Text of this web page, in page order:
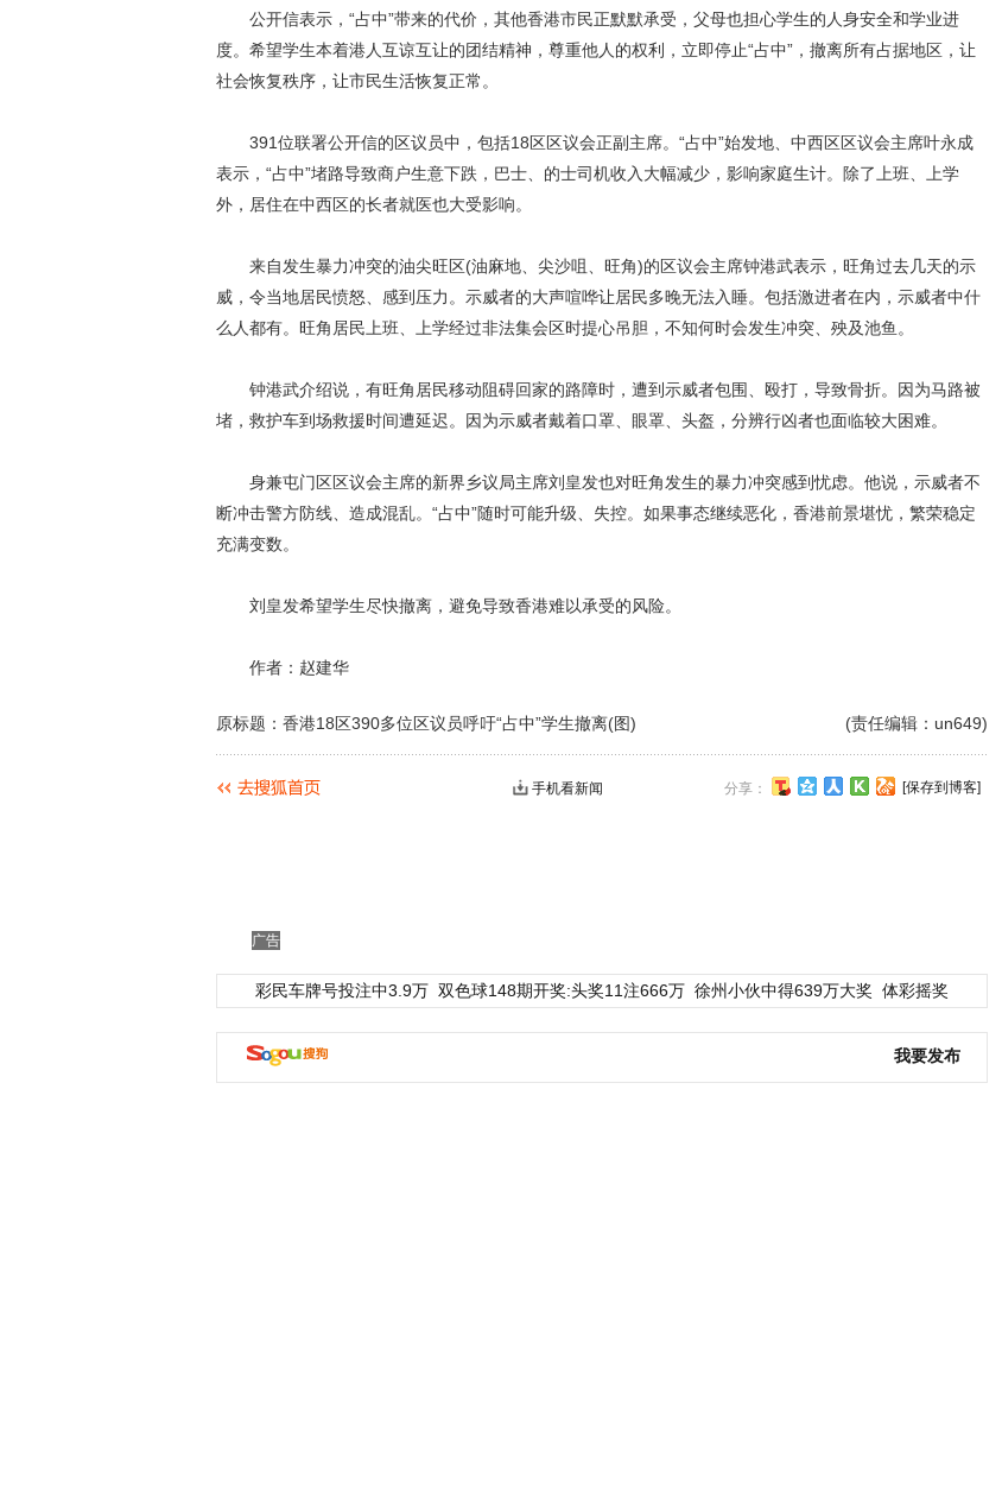
公开信表示，“占中”带来的代价，其他香港市民正默默承受，父母也担心学生的人身安全和学业进
度。希望学生本着港人互谅互让的团结精神，尊重他人的权利，立即停止“占中”，撤离所有占据地区，让
社会恢复秩序，让市民生活恢复正常。
391位联署公开信的区议员中，包括18区区议会正副主席。“占中”始发地、中西区区议会主席叶永成
表示，“占中”堵路导致商户生意下跌，巴士、的士司机收入大幅减少，影响家庭生计。除了上班、上学
外，居住在中西区的长者就医也大受影响。
来自发生暴力冲突的油尖旺区(油麻地、尖沙咀、旺角)的区议会主席钟港武表示，旺角过去几天的示
威，令当地居民愤怒、感到压力。示威者的大声喧哗让居民多晚无法入睡。包括激进者在内，示威者中什
么人都有。旺角居民上班、上学经过非法集会区时提心吊胆，不知何时会发生冲突、殃及池鱼。
钟港武介绍说，有旺角居民移动阻碍回家的路障时，遭到示威者包围、殴打，导致骨折。因为马路被
堵，救护车到场救援时间遭延迟。因为示威者戴着口罩、眼罩、头盔，分辨行凶者也面临较大困难。
身兼屯门区区议会主席的新界乡议局主席刘皇发也对旺角发生的暴力冲突感到忧虑。他说，示威者不
断冲击警方防线、造成混乱。“占中”随时可能升级、失控。如果事态继续恶化，香港前景堪忧，繁荣稳定
充满变数。
刘皇发希望学生尽快撤离，避免导致香港难以承受的风险。
作者：赵建华
(责任编辑：un649)
原标题：香港18区390多位区议员呼吁“占中”学生撤离(图)
分享： [保存到博客]
手机看新闻
广告
彩民车牌号投注中3.9万 双色球148期开奖:头奖11注666万 徐州小伙中得639万大奖 体彩摇奖
我要发布